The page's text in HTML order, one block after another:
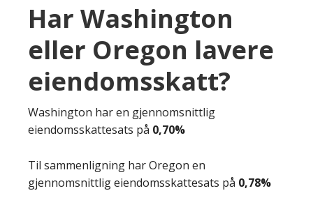
Har Washington
eller Oregon lavere
eiendomsskatt?
Washington har en gjennomsnittlig
eiendomsskattesats på 0,70%
Til sammenligning har Oregon en
gjennomsnittlig eiendomsskattesats på 0,78%